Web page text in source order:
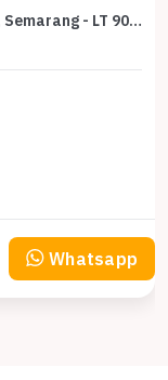
For Sale rumah Eksklusif di Banyumanik, Semarang - LT 90m²
Whatsapp